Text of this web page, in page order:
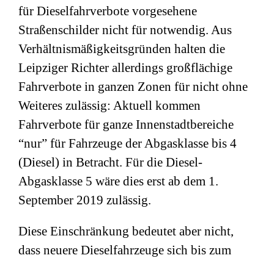
für Dieselfahrverbote vorgesehene
Straßenschilder nicht für notwendig. Aus
Verhältnismäßigkeitsgründen halten die
Leipziger Richter allerdings großflächige
Fahrverbote in ganzen Zonen für nicht ohne
Weiteres zulässig: Aktuell kommen
Fahrverbote für ganze Innenstadtbereiche
“nur” für Fahrzeuge der Abgasklasse bis 4
(Diesel) in Betracht. Für die Diesel-
Abgasklasse 5 wäre dies erst ab dem 1.
September 2019 zulässig.
Diese Einschränkung bedeutet aber nicht,
dass neuere Dieselfahrzeuge sich bis zum